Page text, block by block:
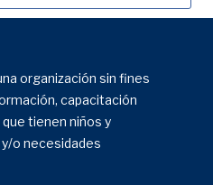
organización sin fines
capacitación
tienen niños y
o necesidades